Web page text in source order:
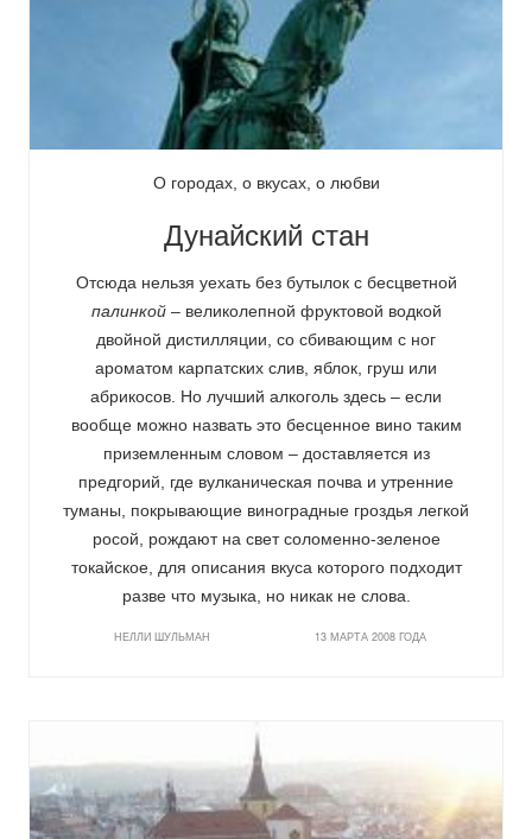
О городах, о вкусах, о любви
Дунайский стан
Отсюда нельзя уехать без бутылок с бесцветной
палинкой– великолепной фруктовой водкой
двойной дистилляции, со сбивающим с ног
ароматом карпатских слив, яблок, груш или
абрикосов. Но лучший алкоголь здесь – если
вообще можно назвать это бесценное вино таким
приземленным словом – доставляется из
предгорий, где вулканическая почва и утренние
туманы, покрывающие виноградные гроздья легкой
росой, рождают на свет соломенно-зеленое
токайское, для описания вкуса которого подходит
разве что музыка, но никак не слова.
НЕЛЛИ ШУЛЬМАН 13 МАРТА 2008 ГОДА